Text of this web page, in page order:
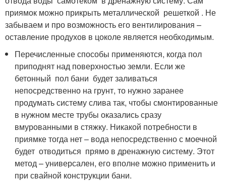
приямок можно прикрыть металлической решеткой . Не
забываем и про возможность его вентилирования –
оставление продухов в цоколе является необходимым.
Перечисленные способы применяются, когда пол
приподнят над поверхностью земли. Если же
бетонный пол бани будет заливаться
непосредственно на грунт, то нужно заранее
продумать систему слива так, чтобы смонтированные
в нужном месте трубы оказались сразу
вмурованными в стяжку. Никакой потребности в
приямке тогда нет – вода непосредственно с моечной
будет отводиться прямо в дренажную систему. Этот
метод – универсален, его вполне можно применить и
при свайной конструкции бани.